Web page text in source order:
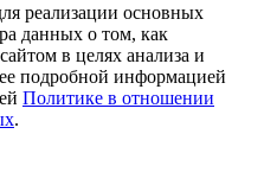
реализации основных
данных о том, как
в целях анализа и
подробной информацией
Политике в отношении
.